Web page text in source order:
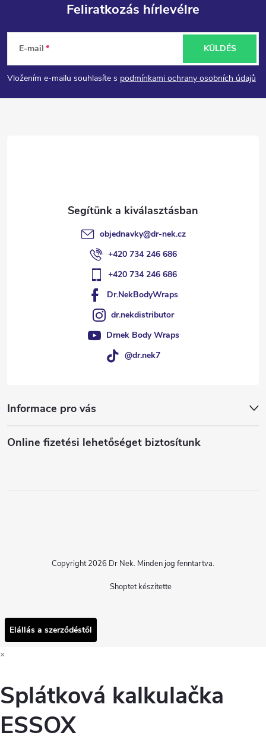
L
á
b
Feliratkozás hírlevélre
E-mail
Vložením e-mailu souhlasíte s podmínkami ochrany osobních údajů
KÜLDÉS
objednavky@dr-nek.cz
+420 734 246 686
+420 734 246 686
Dr.NekBodyWraps
dr.nekdistributor
Drnek Body Wraps
@dr.nek7
Informace pro vás
Online fizetési lehetőséget biztosítunk
Shoptet készítette
Copyright 2026 Dr Nek. Minden jog fenntartva.
Elállás a szerződéstől
×
Splátková kalkulačka
ESSOX